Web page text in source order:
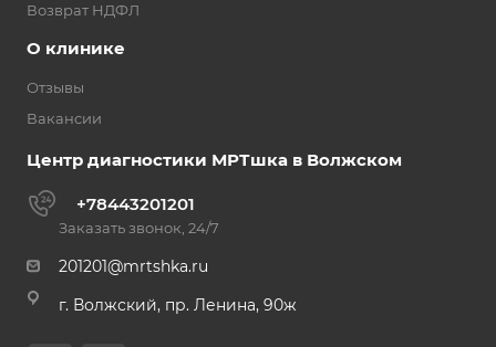
Возврат НДФЛ
О клинике
Отзывы
Вакансии
Центр диагностики МРТшка в Волжском
+78443201201
Заказать звонок, 24/7
201201@mrtshka.ru
г. Волжский, пр. Ленина, 90ж